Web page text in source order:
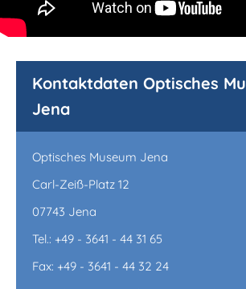
Kontaktdaten Optisches
Jena
Optisches Museum Jena
Carl-Zeiß-Platz 12
07743 Jena
Tel.: +49 - 3641 - 44 31 65
Fax: +49 - 3641 - 44 32 24